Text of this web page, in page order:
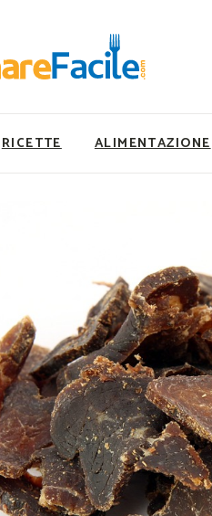
RICETTE
Ricette Carne
Ricette Secondi
Ricette Pizze e Rustici
Ricette Contorni
Ricette Piatti unici
Ricette Pesce
Video Ricette
ALIMENTAZIONE
Nutrizionista a tavola
Ricette Vegetariane
Ricette Vegane
Rumors